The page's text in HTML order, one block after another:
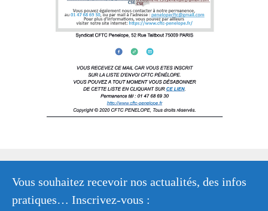
Vous souhaitez recevoir nos actualités, des infos
pratiques… Inscrivez-vous :